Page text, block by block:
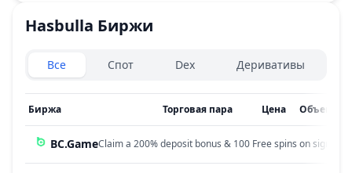
Hasbulla Биржи
Exchanges type
Все Спот Dex Деривативы
Биржа Торговая пара Цена Объем 24ч
BC.GameClaim a 200% deposit bonus & 100 Free spins on sign up!